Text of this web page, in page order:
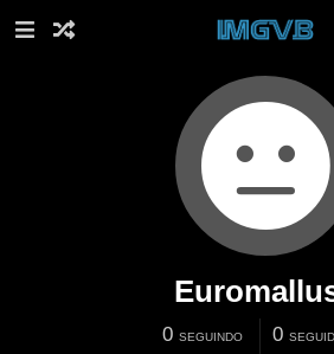
0 SEGUINDO 0